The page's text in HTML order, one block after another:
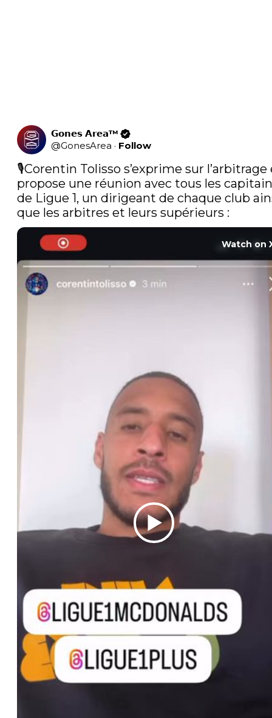
𝗚𝗼𝗻𝗲𝘀 𝗔𝗿𝗲𝗮™
@GonesArea · Follow
🎙️Corentin Tolisso s’exprime sur l’arbitrage
propose une réunion avec tous les
de Ligue 1, un dirigeant de chaque club
que les arbitres et leurs supérieurs :
Watch on